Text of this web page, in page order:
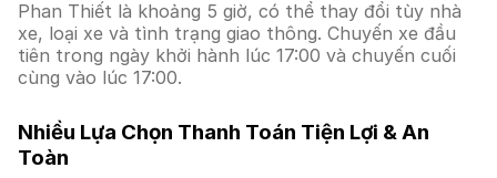
Phan Thiết là khoảng 5 giờ, có thể thay đổi tùy nhà
xe, loại xe và tình trạng giao thông. Chuyến xe đầu
tiên trong ngày khởi hành lúc 17:00 và chuyến cuối
cùng vào lúc 17:00.
Nhiều Lựa Chọn Thanh Toán Tiện Lợi & An
Toàn